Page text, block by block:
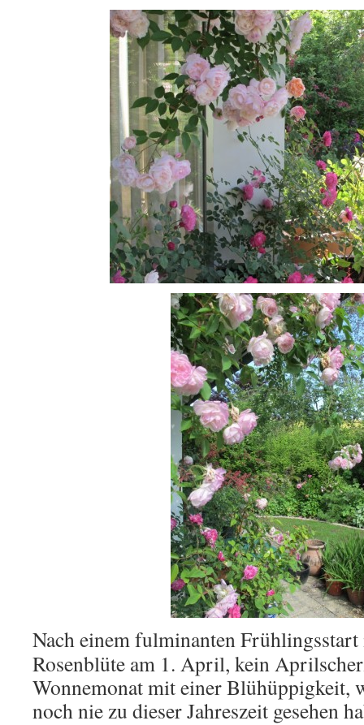
Nach einem fulminanten
Rosenblüte am 1. April, kein
Wonnemonat mit einer Blühüppigkeit,
noch nie zu dieser Jahreszeit gesehen